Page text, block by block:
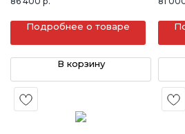
Подробнее о товаре
В корзину